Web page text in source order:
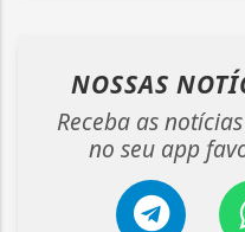
NOSSAS
Receba as
no seu app